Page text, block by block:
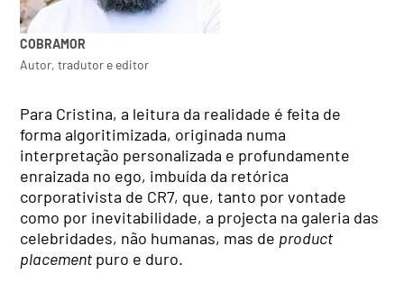
COBRAMOR
Autor, tradutor e editor
Para Cristina, a leitura da realidade é feita de
forma algoritimizada, originada numa
interpretação personalizada e profundamente
enraizada no ego, imbuída da retórica
corporativista de CR7, que, tanto por vontade
como por inevitabilidade, a projecta na galeria das
celebridades, não humanas, mas de product
placement puro e duro.